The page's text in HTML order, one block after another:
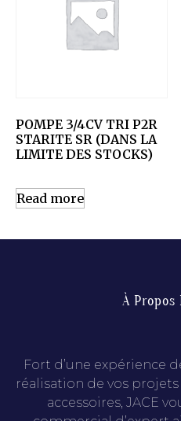
POMPE 3/4CV TRI P2R
STARITE SR (DANS LA
LIMITE DES STOCKS)
Read more
À Propos
Fort d’une expérience
réalisation de vos projets
accessoires, JACE